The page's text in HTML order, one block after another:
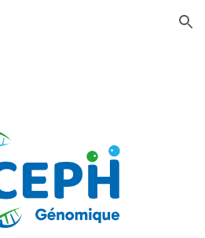
Skip to navigation